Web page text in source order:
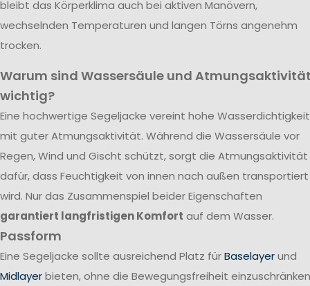
bleibt das Körperklima auch bei aktiven Manövern,
wechselnden Temperaturen und langen Törns angenehm
trocken.
Warum sind Wassersäule und
wichtig?
Eine hochwertige Segeljacke vereint hohe Wasserdichtigkeit
mit guter Atmungsaktivität. Während die Wassersäule vor
Regen, Wind und Gischt schützt, sorgt die Atmungsaktivität
dafür, dass Feuchtigkeit von innen nach außen transportiert
wird. Nur das Zusammenspiel beider Eigenschaften
garantiert langfristigen Komfort auf dem Wasser.
Passform
Eine Segeljacke sollte ausreichend Platz fürBaselayerund
Midlayerbieten, ohne die Bewegungsfreiheit